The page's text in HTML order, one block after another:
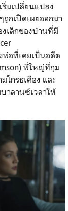
เริ่มเปลี่ยนแปลง
กเปิดเผยออกมา
เล็กของบ้านที่มี
พ่อที่เคยเป็นอดีต
) พี่ใหญ่ที่กุม
โกรธเคือง และ
าลานซ์เวลาให้